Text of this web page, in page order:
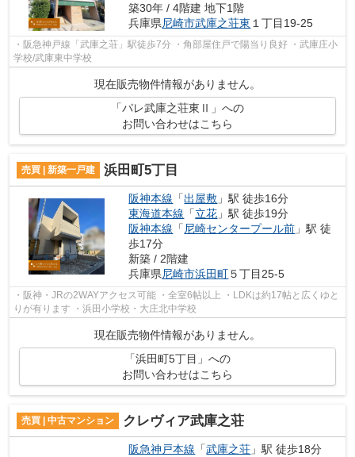
築30年 / 4階建 地下1階
兵庫県尼崎市武庫之荘東 １丁目19-25
・阪急神戸線「武庫之荘」駅徒歩7分 ・角部屋住戸で陽当り良好 ・武庫庄小
学校/武庫東中学校
現在販売物件情報がありません。
「パレ武庫之荘東Ⅱ」への
お問い合わせはこちら
売買 | 新築一戸建 浜田町5丁目
阪神本線 「出屋敷 」駅 徒歩16分
東海道本線 「立花 」駅 徒歩19分
阪神本線 「 尼崎センタープール前 」駅 徒
歩17分
新築 / 2階建
兵庫県尼崎市浜田町５丁目25-5
・阪神・JRの2WAYアクセス可能 ・全室6帖以上 ・LDKは約17帖と広くゆと
りが有ります ・浜田小学校・大庄北中学校
現在販売物件情報がありません。
「浜田町5丁目」への
お問い合わせはこちら
売買 | 中古マンション クレヴィア武庫之荘
阪急神戸本線 「武庫之荘 」駅 徒歩18分